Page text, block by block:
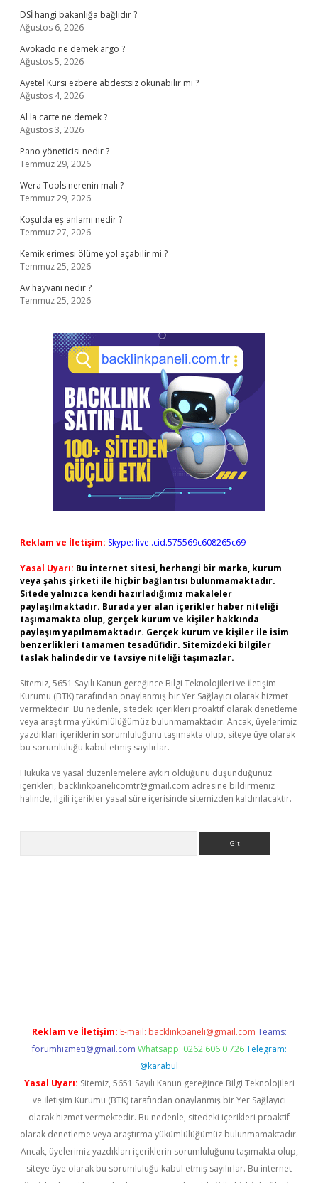
DSİ hangi bakanlığa bağlıdır ?
Ağustos 6, 2026
Avokado ne demek argo ?
Ağustos 5, 2026
Ayetel Kürsi ezbere abdestsiz okunabilir mi ?
Ağustos 4, 2026
Al la carte ne demek ?
Ağustos 3, 2026
Pano yöneticisi nedir ?
Temmuz 29, 2026
Wera Tools nerenin malı ?
Temmuz 29, 2026
Koşulda eş anlamı nedir ?
Temmuz 27, 2026
Kemik erimesi ölüme yol açabilir mi ?
Temmuz 25, 2026
Av hayvanı nedir ?
Temmuz 25, 2026
Reklam ve İletişim: Skype: live:.cid.575569c608265c69
Yasal Uyarı: Bu internet sitesi, herhangi bir marka, kurum
veya şahıs şirketi ile hiçbir bağlantısı bulunmamaktadır.
Sitede yalnızca kendi hazırladığımız makaleler
paylaşılmaktadır. Burada yer alan içerikler haber niteliği
taşımamakta olup, gerçek kurum ve kişiler hakkında
paylaşım yapılmamaktadır. Gerçek kurum ve kişiler ile isim
benzerlikleri tamamen tesadüfidir. Sitemizdeki bilgiler
taslak halindedir ve tavsiye niteliği taşımazlar.
Sitemiz, 5651 Sayılı Kanun gereğince Bilgi Teknolojileri ve İletişim
Kurumu (BTK) tarafından onaylanmış bir Yer Sağlayıcı olarak hizmet
vermektedir. Bu nedenle, sitedeki içerikleri proaktif olarak denetleme
veya araştırma yükümlülüğümüz bulunmamaktadır. Ancak, üyelerimiz
yazdıkları içeriklerin sorumluluğunu taşımakta olup, siteye üye olarak
bu sorumluluğu kabul etmiş sayılırlar.
Hukuka ve yasal düzenlemelere aykırı olduğunu düşündüğünüz
içerikleri, backlinkpanelicomtr@gmail.com adresine bildirmeniz
halinde, ilgili içerikler yasal süre içerisinde sitemizden kaldırılacaktır.
Reklam ve İletişim: E-mail: backlinkpaneli@gmail.com Teams:
forumhizmeti@gmail.com Whatsapp: 0262 606 0 726 Telegram:
@karabul
Yasal Uyarı: Sitemiz, 5651 Sayılı Kanun gereğince Bilgi Teknolojileri
ve İletişim Kurumu (BTK) tarafından onaylanmış bir Yer Sağlayıcı
olarak hizmet vermektedir. Bu nedenle, sitedeki içerikleri proaktif
olarak denetleme veya araştırma yükümlülüğümüz bulunmamaktadır.
Ancak, üyelerimiz yazdıkları içeriklerin sorumluluğunu taşımakta olup,
siteye üye olarak bu sorumluluğu kabul etmiş sayılırlar. Bu internet